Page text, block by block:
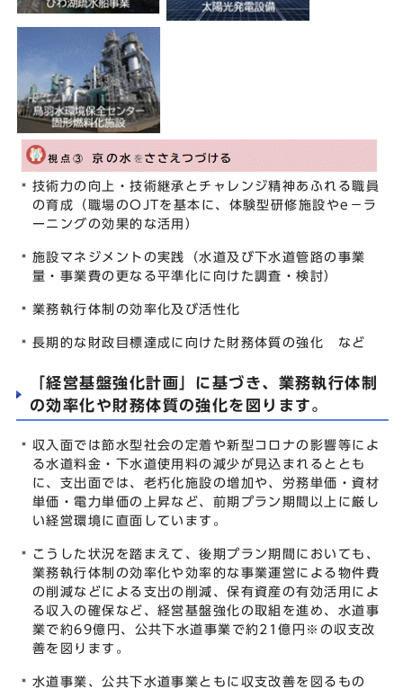
技術力の向上・技術継承とチャレンジ精神あふれる職員
の育成（職場のOJTを基本に、体験型研修施設やe－ラ
ーニングの効果的な活用）
施設マネジメントの実践（水道及び下水道管路の事業
量・事業費の更なる平準化に向けた調査・検討）
業務執行体制の効率化及び活性化
長期的な財政目標達成に向けた財務体質の強化 など
「経営基盤強化計画」に基づき、業務執行体制
の効率化や財務体質の強化を図ります。
収入面では節水型社会の定着や新型コロナの影響等によ
る水道料金・下水道使用料の減少が見込まれるととも
に、支出面では、老朽化施設の増加や、労務単価・資材
単価・電力単価の上昇など、前期プラン期間以上に厳し
い経営環境に直面しています。
こうした状況を踏まえて、後期プラン期間においても、
業務執行体制の効率化や効率的な事業運営による物件費
の削減などによる支出の削減、保有資産の有効活用によ
る収入の確保など、経営基盤強化の取組を進め、水道事
業で約69億円、公共下水道事業で約21億円 ※ の収支改
善を図ります。
水道事業、公共下水道事業ともに収支改善を図るもの